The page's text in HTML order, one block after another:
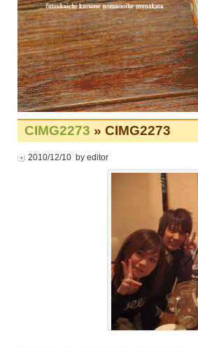
CIMG2273 » CIMG2273
2010/12/10 by editor